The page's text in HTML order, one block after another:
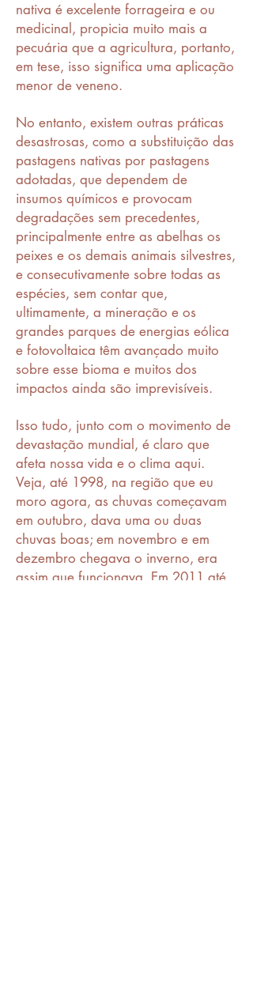
nativa é excelente forrageira e ou
medicinal, propicia muito mais a
pecuária que a agricultura, portanto,
em tese, isso significa uma aplicação
menor de veneno.
No entanto, existem outras práticas
desastrosas, como a substituição das
pastagens nativas por pastagens
adotadas, que dependem de
insumos químicos e provocam
degradações sem precedentes,
principalmente entre as abelhas os
peixes e os demais animais silvestres,
e consecutivamente sobre todas as
espécies, sem contar que,
ultimamente, a mineração e os
grandes parques de energias eólica
e fotovoltaica têm avançado muito
sobre esse bioma e muitos dos
impactos ainda são imprevisíveis.
Isso tudo, junto com o movimento de
devastação mundial, é claro que
afeta nossa vida e o clima aqui.
Veja, até 1998, na região que eu
moro agora, as chuvas começavam
em outubro, dava uma ou duas
chuvas boas; em novembro e em
dezembro chegava o inverno, era
assim que funcionava. Em 2011 até